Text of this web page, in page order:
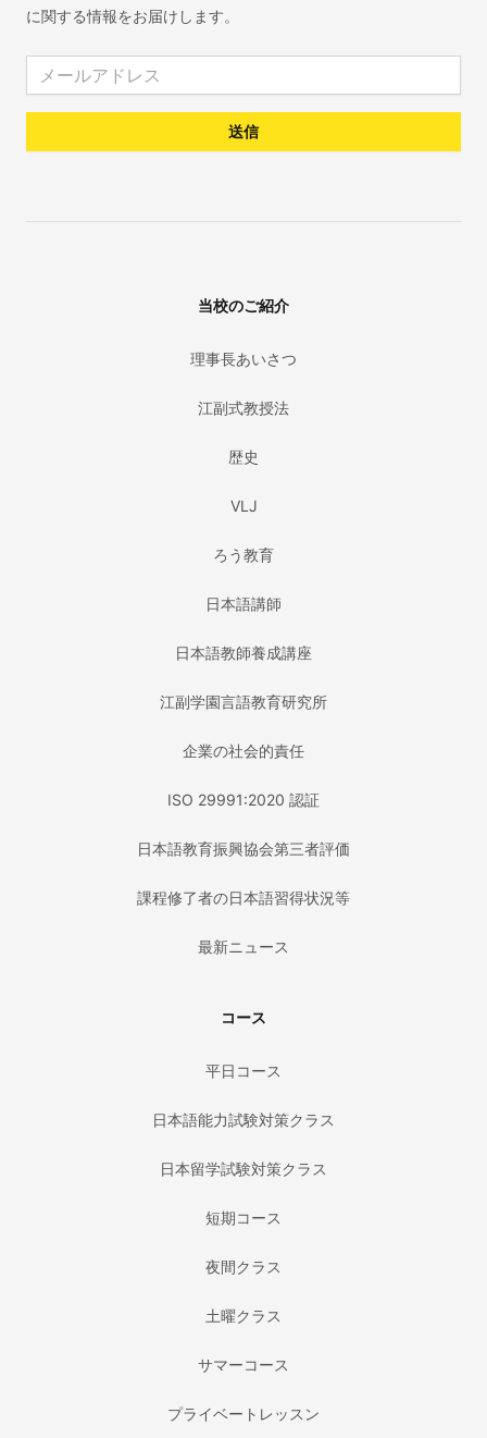
に関する情報をお届けします。
Email address
送信
当校のご紹介
理事長あいさつ
江副式教授法
歴史
VLJ
ろう教育
日本語講師
日本語教師養成講座
江副学園言語教育研究所
企業の社会的責任
ISO 29991:2020 認証
日本語教育振興協会第三者評価
課程修了者の日本語習得状況等
最新ニュース
コース
平日コース
日本語能力試験対策クラス
日本留学試験対策クラス
短期コース
夜間クラス
土曜クラス
サマーコース
プライベートレッスン